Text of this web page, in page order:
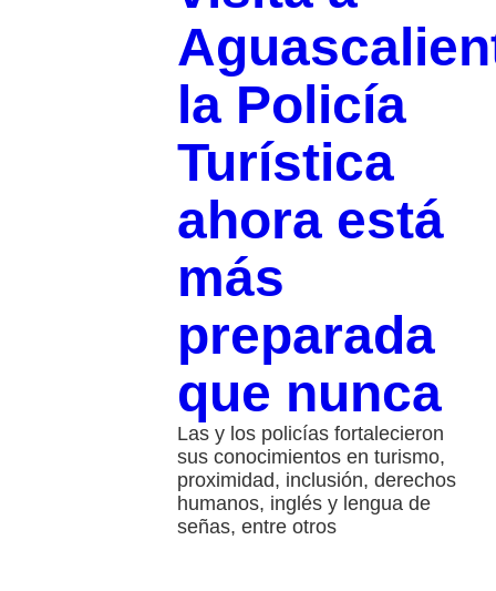
la Policía
Turística
ahora está
más
preparada
que nunca
Las y los policías fortalecieron
sus conocimientos en turismo,
proximidad, inclusión, derechos
humanos, inglés y lengua de
señas, entre otros